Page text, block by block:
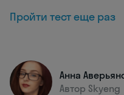
Пройти тест еще раз
Анна
Автор Skyeng